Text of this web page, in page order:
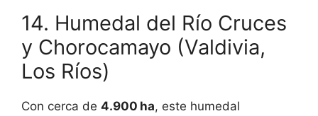
14. Humedal del Río Cruces
y Chorocamayo (Valdivia,
Los Ríos)
Con cerca de 4.900 ha, este humedal